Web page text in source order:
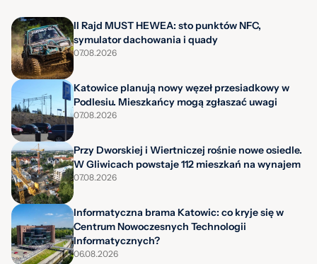
II Rajd MUST HEWEA: sto punktów NFC,
symulator dachowania i quady
07.08.2026
Katowice planują nowy węzeł przesiadkowy w
Podlesiu. Mieszkańcy mogą zgłaszać uwagi
07.08.2026
Przy Dworskiej i Wiertniczej rośnie nowe osiedle.
W Gliwicach powstaje 112 mieszkań na wynajem
07.08.2026
Informatyczna brama Katowic: co kryje się w
Centrum Nowoczesnych Technologii
Informatycznych?
06.08.2026